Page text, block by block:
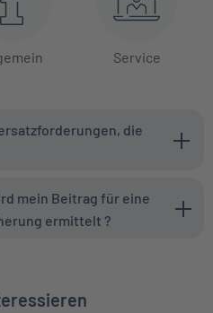
Service
die
mein Beitrag für eine
ermittelt ?